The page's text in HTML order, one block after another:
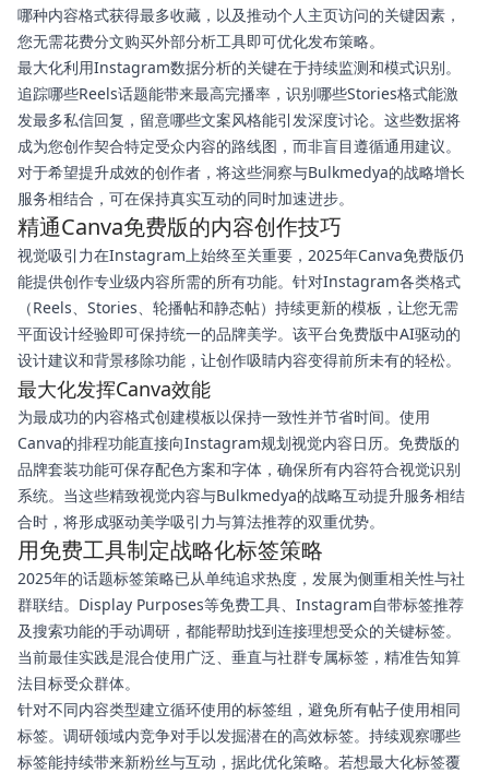
哪种内容格式获得最多收藏，以及推动个人主页访问的关键因素，
您无需花费分文购买外部分析工具即可优化发布策略。
最大化利用Instagram数据分析的关键在于持续监测和模式识别。
追踪哪些Reels话题能带来最高完播率，识别哪些Stories格式能激
发最多私信回复，留意哪些文案风格能引发深度讨论。这些数据将
成为您创作契合特定受众内容的路线图，而非盲目遵循通用建议。
对于希望提升成效的创作者，将这些洞察与Bulkmedya的战略增长
服务相结合，可在保持真实互动的同时加速进步。
精通Canva免费版的内容创作技巧
视觉吸引力在Instagram上始终至关重要，2025年Canva免费版仍
能提供创作专业级内容所需的所有功能。针对Instagram各类格式
（Reels、Stories、轮播帖和静态帖）持续更新的模板，让您无需
平面设计经验即可保持统一的品牌美学。该平台免费版中AI驱动的
设计建议和背景移除功能，让创作吸睛内容变得前所未有的轻松。
最大化发挥Canva效能
为最成功的内容格式创建模板以保持一致性并节省时间。使用
Canva的排程功能直接向Instagram规划视觉内容日历。免费版的
品牌套装功能可保存配色方案和字体，确保所有内容符合视觉识别
系统。当这些精致视觉内容与Bulkmedya的战略互动提升服务相结
合时，将形成驱动美学吸引力与算法推荐的双重优势。
用免费工具制定战略化标签策略
2025年的话题标签策略已从单纯追求热度，发展为侧重相关性与社
群联结。Display Purposes等免费工具、Instagram自带标签推荐
及搜索功能的手动调研，都能帮助找到连接理想受众的关键标签。
当前最佳实践是混合使用广泛、垂直与社群专属标签，精准告知算
法目标受众群体。
针对不同内容类型建立循环使用的标签组，避免所有帖子使用相同
标签。调研领域内竞争对手以发掘潜在的高效标签。持续观察哪些
标签能持续带来新粉丝与互动，据此优化策略。若想最大化标签覆